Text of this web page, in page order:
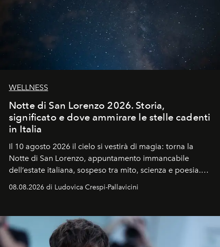
WELLNESS
Notte di San Lorenzo 2026. Storia,
significato e dove ammirare le stelle cadenti
in Italia
Il 10 agosto 2026 il cielo si vestirà di magia: torna la
Notte di San Lorenzo, appuntamento immancabile
dell’estate italiana, sospeso tra mito, scienza e poesia.
celeste per seguire il passaggio delle
all’universo i desideri più segreti
08.08.2026 di Ludovica Crespi-Pallavicini